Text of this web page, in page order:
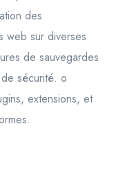
des
web sur diverses
de sauvegardes
sécurité. o
extensions, et